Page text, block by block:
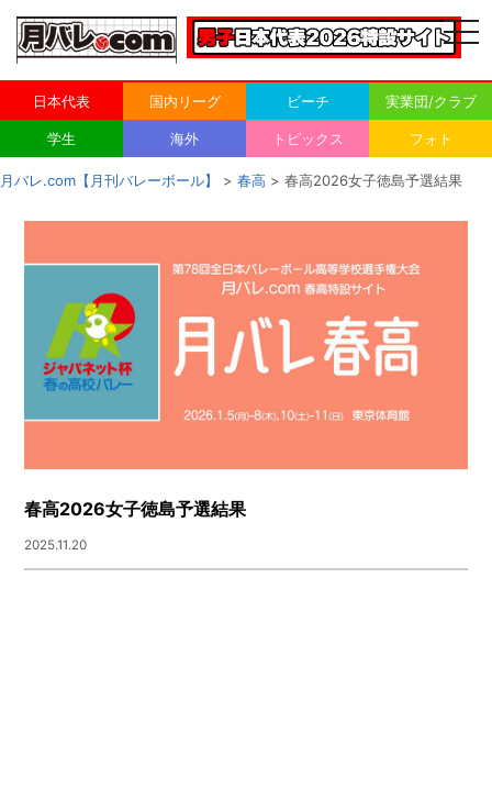
日本代表 国内リーグ ビーチ 実業団/クラブ
学生 海外 トピックス フォト
月バレ.com【月刊バレーボール】 > 春高 > 春高2026女子徳島予選結果
春高2026女子徳島予選結果
2025.11.20